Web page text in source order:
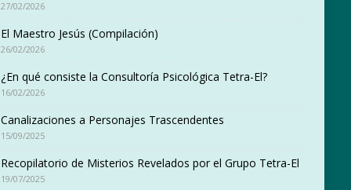
27/02/2026
El Maestro Jesús (Compilación)
26/02/2026
¿En qué consiste la Consultoría Psicológica Tetra-El?
16/02/2026
Canalizaciones a Personajes Trascendentes
15/09/2025
Recopilatorio de Misterios Revelados por el Grupo Tetra-El
19/07/2025